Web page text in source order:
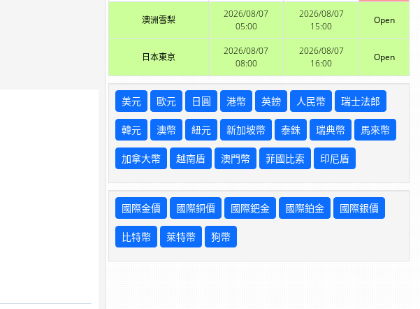
澳洲雪梨
2026/08/07
05:00
2026/08/07
15:00
Open
日本東京
2026/08/07
08:00
2026/08/07
16:00
Open
美元 歐元 日圓 港幣 英鎊 人民幣 瑞士法郎
韓元 澳幣 紐元 新加坡幣 泰銖 瑞典幣 馬來幣
加拿大幣 越南盾 澳門幣 菲國比索 印尼盾
國際金價 國際銅價 國際鈀金 國際鉑金 國際銀價
比特幣 萊特幣 狗幣